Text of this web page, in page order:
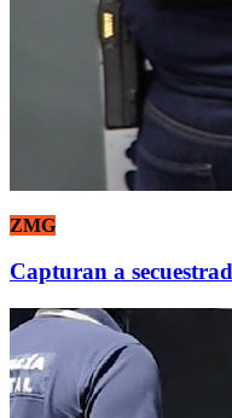
ZMG
Capturan a